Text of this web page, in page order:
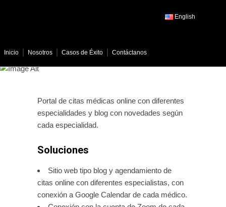
English
Inicio Nosotros Casos de Éxito Contáctanos
Nutfyt
Portal de citas médicas online con diferentes
especialidades y blog con novedades según
cada especialidad.
Soluciones
Sitio web tipo blog y agendamiento de
citas online con diferentes especialistas, con
conexión a Google Calendar de cada médico.